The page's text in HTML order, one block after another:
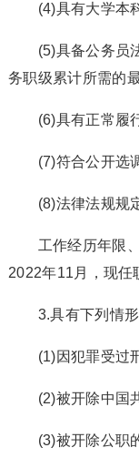
(4)具有大学本科
(5)具备公务员法
务职级累计所需的
(6)具有正常履行
(7)符合公开选调
(8)法律法规规定
工作经历年限、
2022年11月，现任
3.具有下列情形
(1)因犯罪受过刑
(2)被开除中国共
(3)被开除公职的